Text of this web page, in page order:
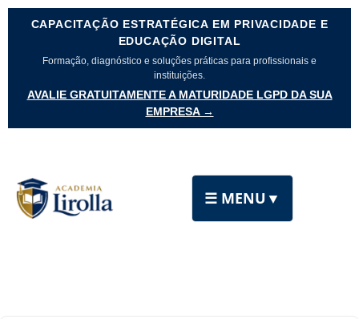
CAPACITAÇÃO ESTRATÉGICA EM PRIVACIDADE E
EDUCAÇÃO DIGITAL
Formação, diagnóstico e soluções práticas para profissionais e
instituições.
AVALIE GRATUITAMENTE A MATURIDADE LGPD DA SUA
EMPRESA →
☰ MENU ▼